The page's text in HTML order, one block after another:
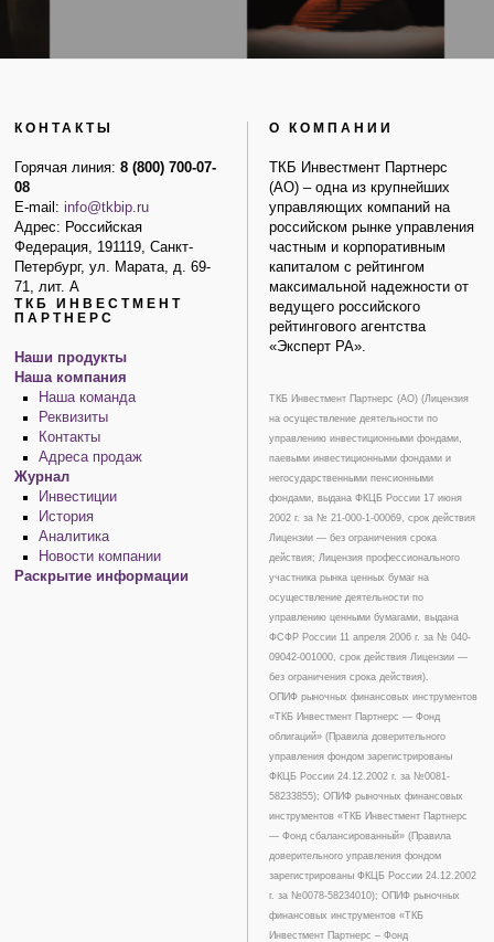
КОНТАКТЫ
Горячая линия:8 (800) 700-07-
08
E-mail:info@tkbip.ru
Адрес: Российская
Федерация, 191119, Санкт-
Петербург, ул. Марата, д. 69-
71, лит. А
ТКБ ИНВЕСТМЕНТ
ПАРТНЕРС
Наши продукты
Наша компания
Наша команда
Реквизиты
Контакты
Адреса продаж
Журнал
Инвестиции
История
Аналитика
Новости компании
Раскрытие информации
О КОМПАНИИ
ТКБ Инвестмент Партнерс
(АО) – одна из крупнейших
управляющих компаний на
российском рынке управления
частным и корпоративным
капиталом с рейтингом
максимальной надежности от
ведущего российского
рейтингового агентства
«Эксперт РА».
ТКБ Инвестмент Партнерс (АО) (Лицензия
на осуществление деятельности по
управлению инвестиционными фондами,
паевыми инвестиционными фондами и
негосударственными пенсионными
фондами, выдана ФКЦБ России 17 июня
2002 г. за № 21-000-1-00069, срок действия
Лицензии — без ограничения срока
действия; Лицензия профессионального
участника рынка ценных бумаг на
осуществление деятельности по
управлению ценными бумагами, выдана
ФСФР России 11 апреля 2006 г. за № 040-
09042-001000, срок действия Лицензии —
без ограничения срока действия).
ОПИФ рыночных финансовых инструментов
«ТКБ Инвестмент Партнерс — Фонд
облигаций» (Правила доверительного
управления фондом зарегистрированы
ФКЦБ России 24.12.2002 г. за №0081-
58233855); ОПИФ рыночных финансовых
инструментов «ТКБ Инвестмент Партнерс
— Фонд сбалансированный» (Правила
доверительного управления фондом
зарегистрированы ФКЦБ России 24.12.2002
г. за №0078-58234010); ОПИФ рыночных
финансовых инструментов «ТКБ
Инвестмент Партнерс – Фонд